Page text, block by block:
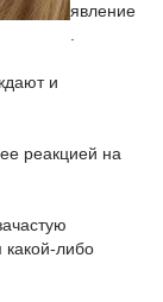
явление
и
реакцией на
какой-либо